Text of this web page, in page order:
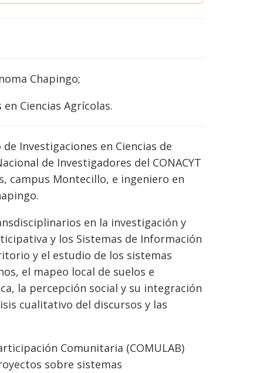
Chapingo;
Ciencias Agrícolas.
Investigaciones en Ciencias de
de Investigadores del CONACYT
campus Montecillo, e ingeniero en
en la investigación y
y los Sistemas de Información
y el estudio de los sistemas
el mapeo local de suelos e
la percepción social y su integración
cualitativo del discursos y las
Comunitaria (COMULAB)
sobre sistemas